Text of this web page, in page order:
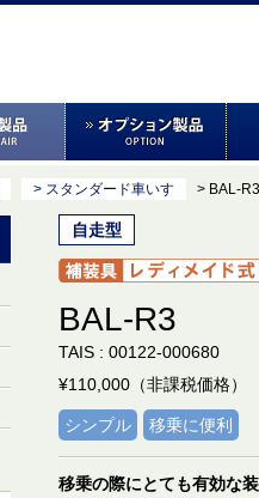
> スタンダード車いす > BAL-R3
自走型
BAL-R3
TAIS : 00122-000680
¥110,000（非課税価格）
シンプル 移乗に便利
移乗の際にとても有効な